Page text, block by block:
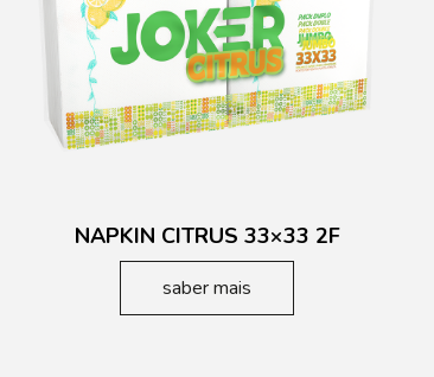
NAPKIN CITRUS 33×33 2F
saber mais